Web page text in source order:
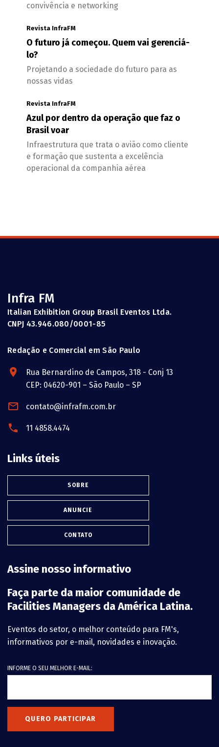
convivência e networking
Revista InfraFM
O futuro já começou. Quem vai gerenciá-
lo?
Projetando a sociedade do futuro para as
nossas vidas
Revista InfraFM
Azul por dentro da operação que faz o
Brasil voar
Infraestrutura que trata o avião como cliente
e formação que sustenta a excelência
operacional da companhia aérea
Infra FM
Italian Exhibition Group Brasil Eventos Ltda.
CNPJ 43.946.080/0001-85
Redação e Comercial em São Paulo
Rua Bernardino de Campos, 318 - Conj 13
CEP: 04620-901 – São Paulo – SP
contato@infrafm.com.br
11 4858.4474
Links úteis
SOBRE
ANUNCIE
CONTATO
Assine nosso informativo
Faça parte da maior comunidade de
Facilities Managers da América Latina.
Eventos do setor, o melhor conteúdo para FM's,
informativos por e-mail, novidades e inovação.
INFORME O SEU MELHOR E-MAIL:
QUERO PARTICIPAR